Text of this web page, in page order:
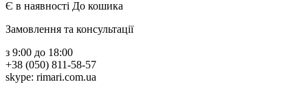
Є в наявності До кошика
Замовлення та консультації
з 9:00 до 18:00
+38 (050) 811-58-57
skype: rimari.com.ua